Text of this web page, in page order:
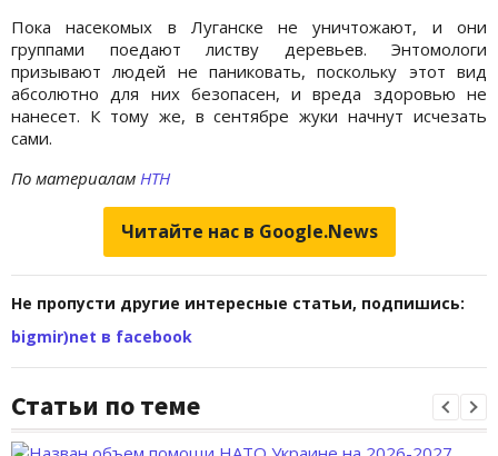
Пока насекомых в Луганске не уничтожают, и они
группами поедают листву деревьев. Энтомологи
призывают людей не паниковать, поскольку этот вид
абсолютно для них безопасен, и вреда здоровью не
нанесет. К тому же, в сентябре жуки начнут исчезать
сами.
По материалам НТН
Читайте нас в Google.News
Не пропусти другие интересные статьи, подпишись:
bigmir)net в facebook
Статьи по теме